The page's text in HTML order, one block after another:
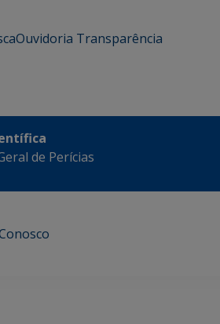
Ouvidoria Transparência
de Perícias